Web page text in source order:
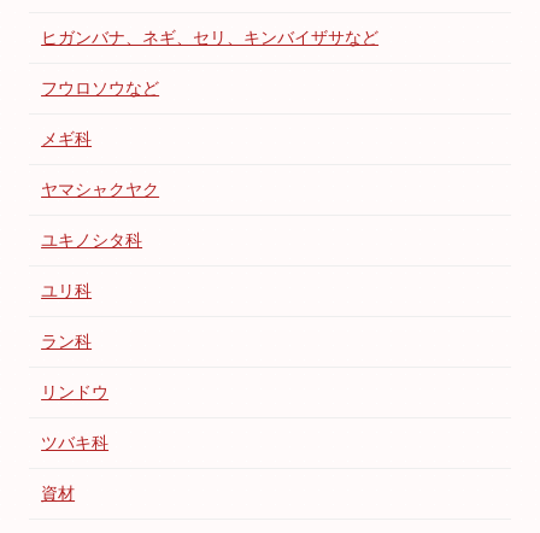
ヒガンバナ、ネギ、セリ、キンバイザサなど
フウロソウなど
メギ科
ヤマシャクヤク
ユキノシタ科
ユリ科
ラン科
リンドウ
ツバキ科
資材